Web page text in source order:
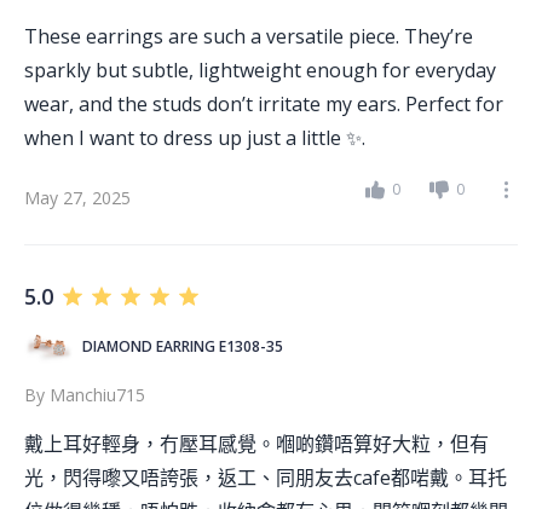
These earrings are such a versatile piece. They’re
sparkly but subtle, lightweight enough for everyday
wear, and the studs don’t irritate my ears. Perfect for
when I want to dress up just a little ✨.
May 27, 2025 0 0
5.0
DIAMOND EARRING E1308-35
By Manchiu715
戴上耳好輕身，冇壓耳感覺。嗰啲鑽唔算好大粒，但有
光，閃得嚟又唔誇張，返工、同朋友去cafe都啱戴。耳托